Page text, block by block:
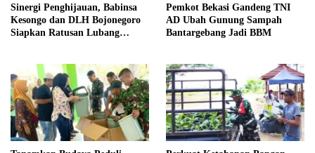
Sinergi Penghijauan, Babinsa
Kesongo dan DLH Bojonegoro
Siapkan Ratusan Lubang
Pemkot Bekasi Gandeng TNI
AD Ubah Gunung Sampah
Bantargebang Jadi BBM